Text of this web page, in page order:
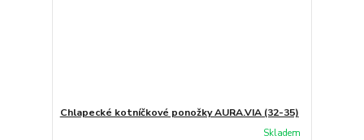
Chlapecké kotníčkové ponožky AURA.VIA (32-35)
Skladem